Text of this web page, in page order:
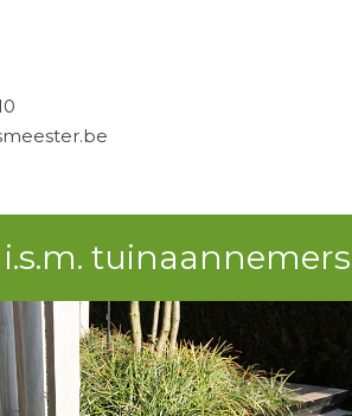
i.s.m. tuinaannemers